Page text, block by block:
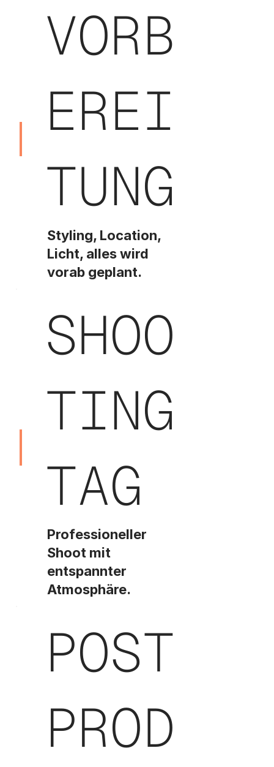
VORB
EREI
TUNG
Styling, Location,
Licht, alles wird
vorab geplant.
SHOO
TING
TAG
Professioneller
Shoot mit
entspannter
Atmosphäre.
POST
PROD